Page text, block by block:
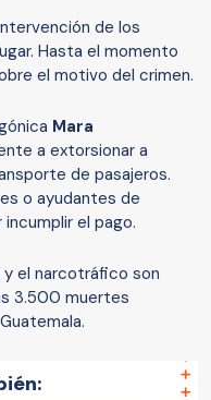
de los
Hasta el momento
el motivo del crimen.
Mara
a extorsionar a
de pasajeros.
o ayudantes de
el pago.
y el narcotráfico son
3.500 muertes